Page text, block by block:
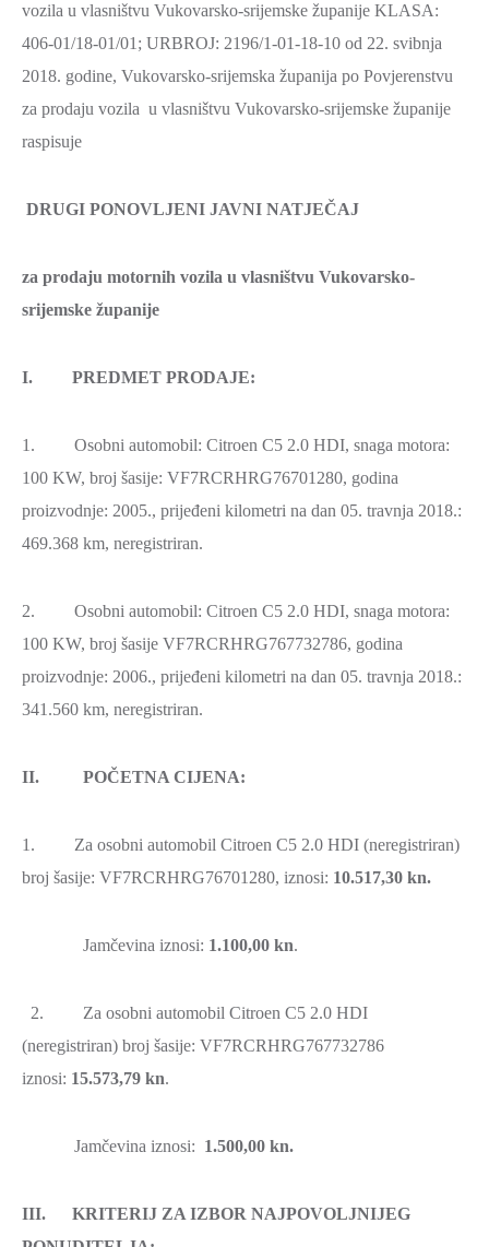
vozila u vlasništvu Vukovarsko-srijemske županije KLASA:
406-01/18-01/01; URBROJ: 2196/1-01-18-10 od 22. svibnja
2018. godine, Vukovarsko-srijemska županija po Povjerenstvu
za prodaju vozila u vlasništvu Vukovarsko-srijemske županije
raspisuje
DRUGI PONOVLJENI JAVNI NATJEČAJ
za prodaju motornih vozila u vlasništvu Vukovarsko-
srijemske županije
I. PREDMET PRODAJE:
1. Osobni automobil: Citroen C5 2.0 HDI, snaga motora:
100 KW, broj šasije: VF7RCRHRG76701280, godina
proizvodnje: 2005., prijeđeni kilometri na dan 05. travnja 2018.:
469.368 km, neregistriran.
2. Osobni automobil: Citroen C5 2.0 HDI, snaga motora:
100 KW, broj šasije VF7RCRHRG767732786, godina
proizvodnje: 2006., prijeđeni kilometri na dan 05. travnja 2018.:
341.560 km, neregistriran.
II. POČETNA CIJENA:
1. Za osobni automobil Citroen C5 2.0 HDI (neregistriran)
broj šasije: VF7RCRHRG76701280, iznosi: 10.517,30 kn.
Jamčevina iznosi: 1.100,00 kn.
2. Za osobni automobil Citroen C5 2.0 HDI
(neregistriran) broj šasije: VF7RCRHRG767732786
iznosi: 15.573,79 kn.
Jamčevina iznosi: 1.500,00 kn.
III. KRITERIJ ZA IZBOR NAJPOVOLJNIJEG